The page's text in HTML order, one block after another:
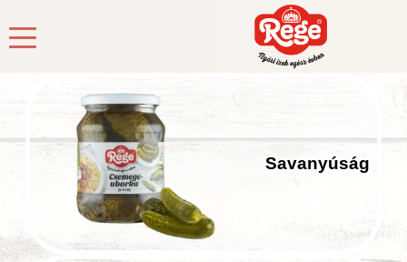
Savanyúság